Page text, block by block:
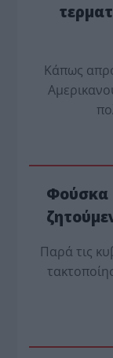
Κάπως
Φούσκα
Παρά τις